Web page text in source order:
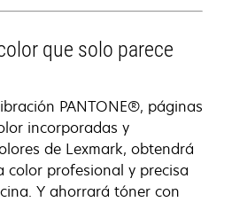
que solo parece
PANTONE®, páginas
incorporadas y
de Lexmark, obtendrá
color profesional y precisa
Y ahorrará tóner con